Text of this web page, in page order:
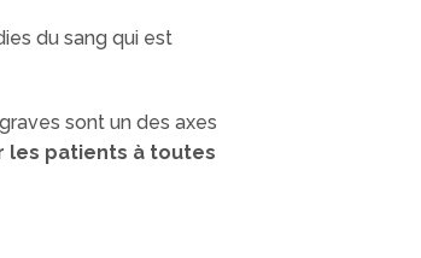
du sang qui est
sont un des axes
les patients à toutes